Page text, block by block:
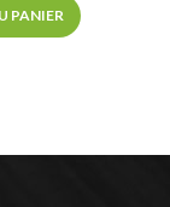
PANIER